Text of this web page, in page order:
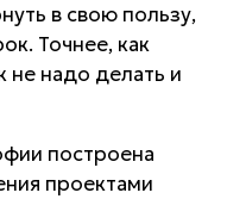
в свою пользу,
Точнее, как
не надо делать и
построена
проектами